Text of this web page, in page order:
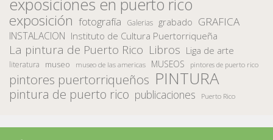
exposiciones en puerto rico
exposición fotografía Galerias grabado GRAFICA
INSTALACION Instituto de Cultura Puertorriqueña
La pintura de Puerto Rico Libros Liga de arte
literatura museo museo de las americas MUSEOS pintores de puerto rico
pintores puertorriqueños PINTURA
pintura de puerto rico publicaciones Puerto Rico